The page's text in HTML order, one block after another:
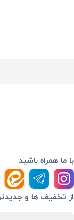
از تخفیف ها و
با ما همراه باشید